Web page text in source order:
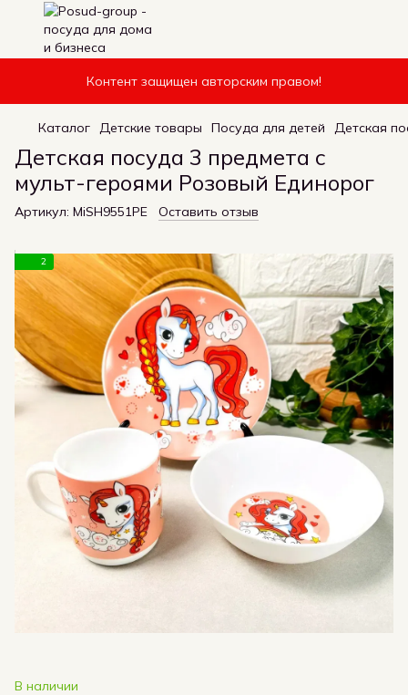
Контент защищен авторским правом!
Каталог Детские товары Посуда для детей Детская
Детская посуда 3 предмета с
мульт-героями Розовый Единорог
Артикул: MiSH9551РЕ Оставить отзыв
2
В наличии